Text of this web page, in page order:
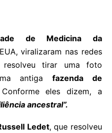
de Medicina da
viralizaram nas redes
tirar uma foto
antigafazenda de
eles dizem, a
ancestral”.
Ledet, que resolveu